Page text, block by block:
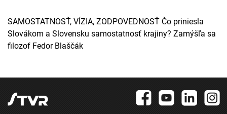
SAMOSTATNOSŤ, VÍZIA, ZODPOVEDNOSŤ Čo priniesla
Slovákom a Slovensku samostatnosť krajiny? Zamýšľa sa
filozof Fedor Blaščák